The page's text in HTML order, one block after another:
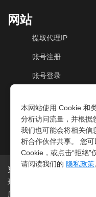
网站
提取代理IP
账号注册
账号登录
动态机房IP
穿云代理是专业的海外
球200多个国家。支持
爬虫抓取、电商系统、
本网站使用 Cookie 和
分析访问流量，并根据
我们也可能会将相关信
析合作伙伴共享。 您
Cookie，或点击“拒绝”
请阅读我们的 隐私政策